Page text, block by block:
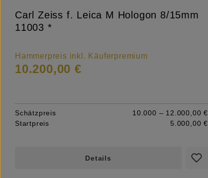
Carl Zeiss f. Leica M Hologon 8/15mm
11003 *
Hammerpreis inkl. Käuferpremium
10.200,00 €
Schätzpreis
10.000 – 12.000,00 €
Startpreis
5.000,00 €
Details